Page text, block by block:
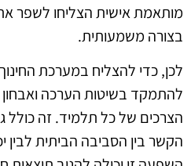
מותאמת אישית הצליחו לשפר
בצורה משמעותית.
להתמקד בשיטות הערכה
הצרכים של כל תלמיד. זה כולל
הקשר בין הסביבה הביתית לבין